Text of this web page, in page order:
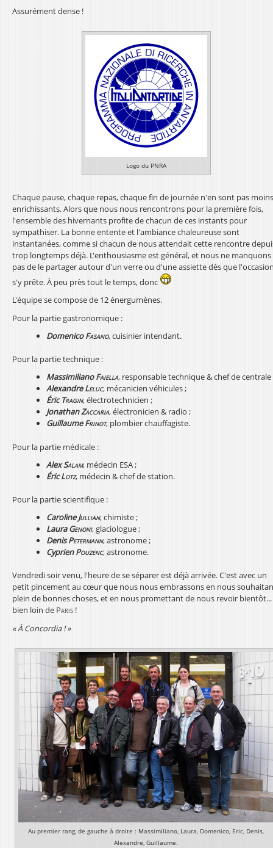
Assurément dense !
Logo du PNRA
Chaque pause, chaque repas, chaque fin de journée n'en sont pas moins
enrichissants. Alors que nous nous rencontrons pour la première fois,
l'ensemble des hivernants profite de chacun de ces instants pour
sympathiser. La bonne entente et l'ambiance chaleureuse sont
instantanées, comme si chacun de nous attendait cette rencontre
trop longtemps déjà. L'enthousiasme est général, et nous ne manquons
pas de le partager autour d'un verre ou d'une assiette dès que
s'y prête. À peu près tout le temps, donc
L'équipe se compose de 12 énergumènes.
Pour la partie gastronomique :
DomenicoFasano, cuisinier intendant.
Pour la partie technique :
MassimilianoFaiella, responsable technique & chef de centrale
AlexandreLeluc, mécanicien véhicules ;
ÉricTragin, électrotechnicien ;
JonathanZaccaria, électronicien & radio ;
GuillaumeFrinot, plombier chauffagiste.
Pour la partie médicale :
AlexSalam, médecin ESA ;
ÉricLotz, médecin & chef de station.
Pour la partie scientifique :
CarolineJullian, chimiste ;
LauraGenoni, glaciologue ;
DenisPetermann, astronome ;
CyprienPouzenc, astronome.
Vendredi soir venu, l'heure de se séparer est déjà arrivée. C'est avec un
petit pincement au cœur que nous nous embrassons en nous
plein de bonnes choses, et en nous promettant de nous revoir bientôt...
bien loin de Paris !
« À Concordia ! »
Au premier rang, de gauche à droite : Massimiliano, Laura, Domenico, Eric, Denis,
Alexandre, Guillaume.